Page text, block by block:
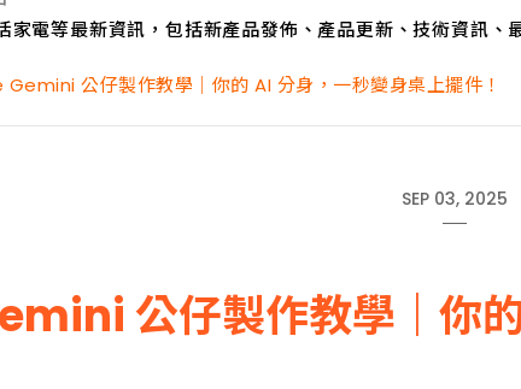
電等最新資訊，包括新產品發佈、產品更新、技術資訊、
公仔製作教學｜你的 AI 分身，一秒變身桌上擺件！
SEP 03, 2025
公仔製作教學｜你